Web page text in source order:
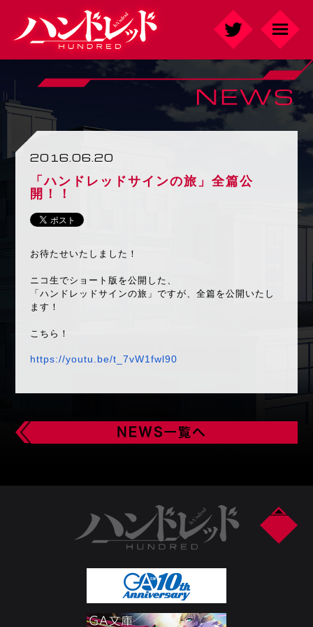
2016.06.20
「ハンドレッドサインの旅」全篇公
開！！
お待たせいたしました！
ニコ生でショート版を公開した、
「ハンドレッドサインの旅」ですが、全篇を公開いたし
ます！
こちら！
https://youtu.be/t_7vW1fwl90